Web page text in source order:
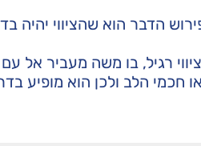
הדבר הוא שהציווי יהיה
רגיל, בו משה מעביר אל
או חכמי הלב ולכן הוא מופיע